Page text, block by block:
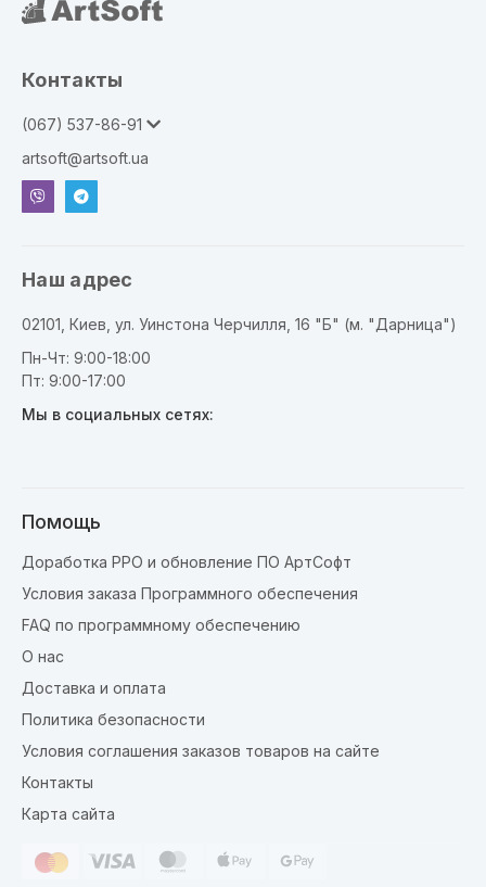
Контакты
(067) 537-86-91
artsoft@artsoft.ua
Наш адрес
02101, Киев, ул. Уинстона Черчилля, 16 "Б" (м. "Дарница")
Пн-Чт: 9:00-18:00
Пт: 9:00-17:00
Мы в социальных сетях:
Помощь
Доработка РРО и обновление ПО АртСофт
Условия заказа Программного обеспечения
FAQ по программному обеспечению
О нас
Доставка и оплата
Политика безопасности
Условия соглашения заказов товаров на сайте
Контакты
Карта сайта